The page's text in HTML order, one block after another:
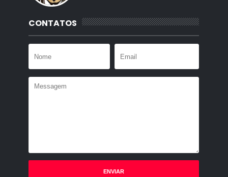
CONTATOS